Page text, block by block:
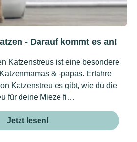
- Darauf kommt es an!
Katzenstreus ist eine besondere
& -papas. Erfahre
Katzenstreu es gibt, wie du die
für deine Mieze fi…
Jetzt lesen!